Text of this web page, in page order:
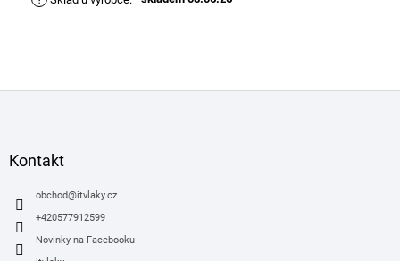
Kontakt
obchod@itvlaky.cz
+420577912599
Novinky na Facebooku